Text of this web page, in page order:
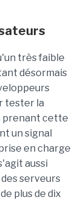
très faible
désormais
tester la
prenant cette
un signal
en charge
aussi
serveurs
plus de dix